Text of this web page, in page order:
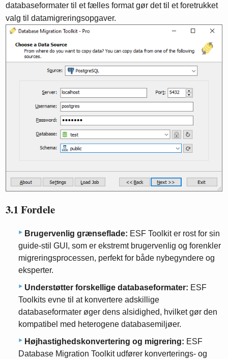
databaseformater til et fælles format gør det til et foretrukket
valg til datamigreringsopgaver.
3.1 Fordele
Brugervenlig grænseflade: ESF Toolkit er rost for sin
guide-stil GUI, som er ekstremt brugervenlig og forenkler
migreringsprocessen, perfekt for både nybegyndere og
eksperter.
Understøtter forskellige databaseformater: ESF
Toolkits evne til at konvertere adskillige
databaseformater øger dens alsidighed, hvilket gør den
kompatibel med heterogene databasemiljøer.
Højhastighedskonvertering og migrering: ESF
Database Migration Toolkit udfører konverterings- og